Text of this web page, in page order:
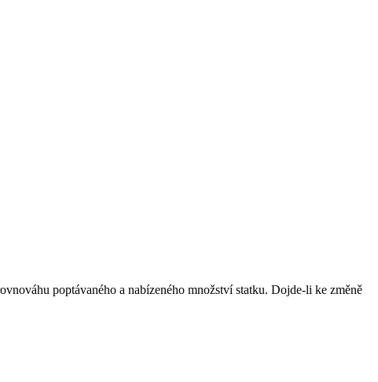
poptávaného a nabízeného množství statku. Dojde-li ke změně